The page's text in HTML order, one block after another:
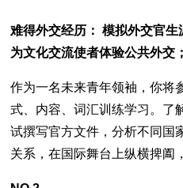
难得外交经历： 模拟外交官
为文化交流使者体验公共外交；
作为一名未来青年领袖，你将
式、内容、词汇训练学习。了
试撰写官方文件，分析不同国
关系，在国际舞台上纵横捭阖